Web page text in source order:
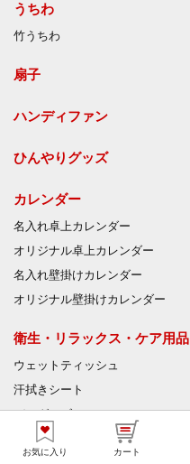
お気に入り カート
うちわ
竹うちわ
扇子
ハンディファン
ひんやりグッズ
カレンダー
名入れ卓上カレンダー
オリジナル卓上カレンダー
名入れ壁掛けカレンダー
オリジナル壁掛けカレンダー
衛生・リラックス・ケア用品
ウェットティッシュ
汗拭きシート
バスグッズ
入浴剤